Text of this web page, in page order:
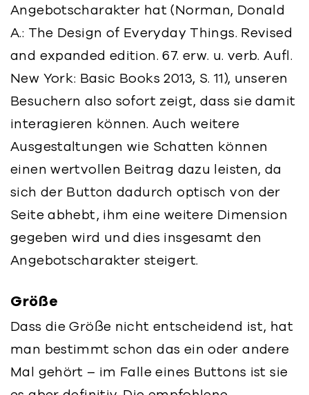
Angebotscharakter hat (Norman, Donald
A.: The Design of Everyday Things. Revised
and expanded edition. 67. erw. u. verb. Aufl.
New York: Basic Books 2013, S. 11), unseren
Besuchern also sofort zeigt, dass sie damit
interagieren können. Auch weitere
Ausgestaltungen wie Schatten können
einen wertvollen Beitrag dazu leisten, da
sich der Button dadurch optisch von der
Seite abhebt, ihm eine weitere Dimension
gegeben wird und dies insgesamt den
Angebotscharakter steigert.
Größe
Dass die Größe nicht entscheidend ist, hat
man bestimmt schon das ein oder andere
Mal gehört – im Falle eines Buttons ist sie